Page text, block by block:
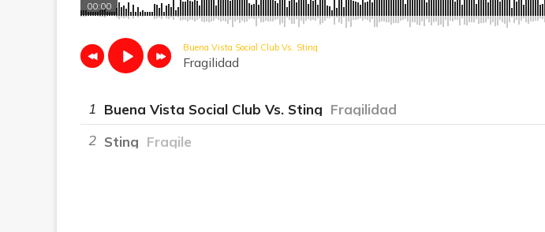
00:00
Buena Vista Social Club Vs. Sting
Fragilidad
1 Buena Vista Social Club Vs. Sting Fragilidad
2 Sting Fragile